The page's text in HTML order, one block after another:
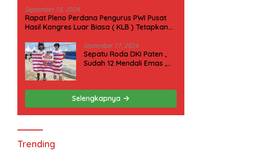
September 18, 2024
Rapat Pleno Perdana Pengurus PWI Pusat
Hasil Kongres Luar Biasa ( KLB ) Tetapkan
September 17, 2024
Sepatu Roda DKI Paten ,
Sudah 12 Mendali Emas ,
Selengkapnya
Trending